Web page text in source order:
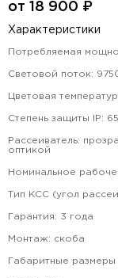
от 18 900 ₽
Характеристики
Потребляемая
Световой поток:
Цветовая
Степень защиты IP:
Рассеиватель:
оптикой
Номинальное
Тип КСС (угол
Гарантия: 3 года
Монтаж: скоба
Габаритные